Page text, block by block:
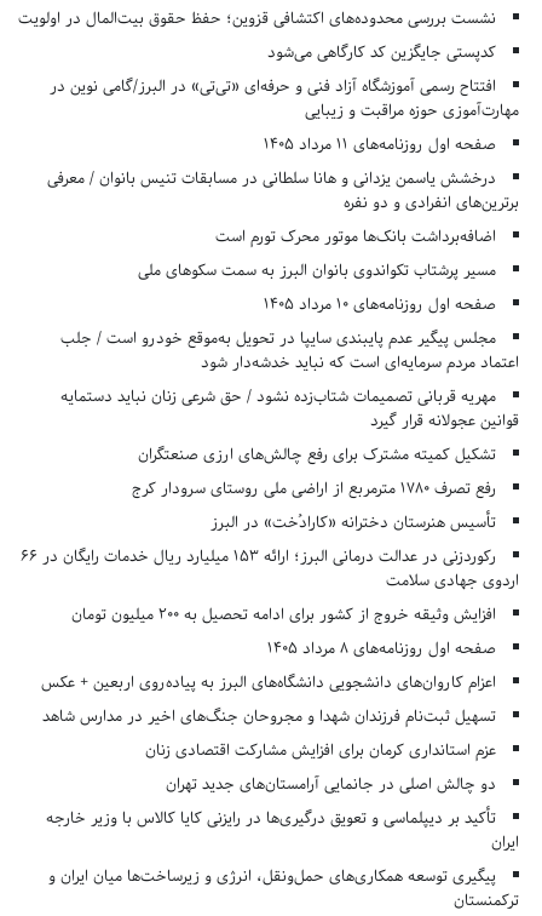
نشست بررسی محدوده‌های اکتشافی قزوین؛ حفظ حقوق بیت‌المال در اولویت
کدپستی جایگزین کد کارگاهی می‌شود
افتتاح رسمی آموزشگاه آزاد فنی و حرفه‌ای «تی‌تی» در البرز/گامی نوین در
مهارت‌آموزی حوزه مراقبت و زیبایی
صفحه اول روزنامه‌های 11 مرداد 1405
درخشش یاسمن یزدانی و هانا سلطانی در مسابقات تنیس بانوان / معرفی
برترین‌های انفرادی و دو نفره
اضافه‌برداشت بانک‌ها موتور محرک تورم است
مسیر پرشتاب تکواندوی بانوان البرز به سمت سکوهای ملی
صفحه اول روزنامه‌های 10 مرداد 1405
مجلس پیگیر عدم پایبندی سایپا در تحویل به‌موقع خودرو است / جلب
اعتماد مردم سرمایه‌ای است که نباید خدشه‌دار شود
مهریه قربانی تصمیمات شتاب‌زده نشود / حق شرعی زنان نباید دستمایه
قوانین عجولانه قرار گیرد
تشکیل کمیته مشترک برای رفع چالش‌های ارزی صنعتگران
رفع تصرف ۱۷۸۰ مترمربع از اراضی ملی روستای سرودار کرج
تأسیس هنرستان دخترانه «کارادُخت» در البرز
رکوردزنی در عدالت درمانی البرز؛ ارائه ۱۵۳ میلیارد ریال خدمات رایگان در ۶۶
اردوی جهادی سلامت
افزایش وثیقه خروج از کشور برای ادامه تحصیل به ۲۰۰ میلیون تومان
صفحه اول روزنامه‌های 8 مرداد 1405
اعزام کاروان‌های دانشجویی دانشگاه‌های البرز به پیاده‌روی اربعین + عکس
تسهیل ثبت‌نام فرزندان شهدا و مجروحان جنگ‌های اخیر در مدارس شاهد
عزم استانداری کرمان برای افزایش مشارکت اقتصادی زنان
دو چالش اصلی در جانمایی آرامستان‌های جدید تهران
تأکید بر دیپلماسی و تعویق درگیری‌ها در رایزنی کایا کالاس با وزیر خارجه
ایران
پیگیری توسعه همکاری‌های حمل‌ونقل، انرژی و زیرساخت‌ها میان ایران و
ترکمنستان